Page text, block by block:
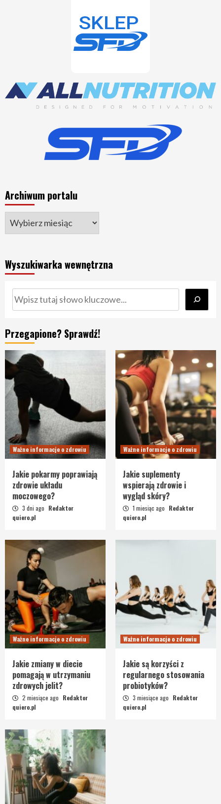
Archiwum portalu
Wyszukiwarka wewnętrzna
Szukaj
Przegapione? Sprawdź!
Ważne informacje o zdrowiu
Jakie pokarmy poprawiają
zdrowie układu
moczowego?
3 dni ago Redaktor
quiero.pl
Ważne informacje o zdrowiu
Jakie suplementy
wspierają zdrowie i
wygląd skóry?
1 miesiąc ago Redaktor
quiero.pl
Ważne informacje o zdrowiu
Jakie zmiany w diecie
pomagają w utrzymaniu
zdrowych jelit?
2 miesiące ago Redaktor
quiero.pl
Ważne informacje o zdrowiu
Jakie są korzyści z
regularnego stosowania
probiotyków?
3 miesiące ago Redaktor
quiero.pl